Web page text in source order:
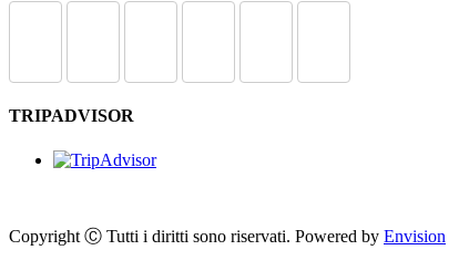
TRIPADVISOR
Copyright Ⓒ Tutti i diritti sono riservati. Powered by Envision